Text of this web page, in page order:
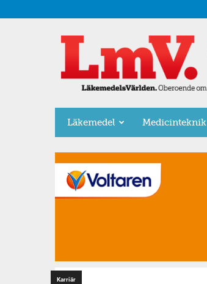
LäkemedelsVärlden
Läkemedel Medicinteknik
Karriär